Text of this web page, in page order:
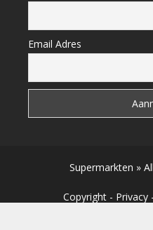
Email Adres
Supermarkten »
Copyright - Privacy -